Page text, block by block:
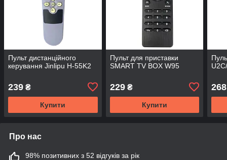
Пульт дистанційного
керування Jinlipu H-55K2
239 ₴
Купити
Пульт для приставки
SMART TV BOX W95
229₴
Купити
268
Про нас
98% позитивних з 52 відгуків за рік